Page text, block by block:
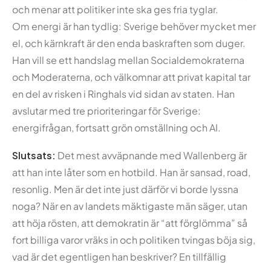
och menar att politiker inte ska ges fria tyglar.
Om energi är han tydlig: Sverige behöver mycket mer
el, och kärnkraft är den enda baskraften som duger.
Han vill se ett handslag mellan Socialdemokraterna
och Moderaterna, och välkomnar att privat kapital tar
en del av risken i Ringhals vid sidan av staten. Han
avslutar med tre prioriteringar för Sverige:
energifrågan, fortsatt grön omställning och AI.
Slutsats: Det mest avväpnande med Wallenberg är
att han inte låter som en hotbild. Han är sansad, road,
resonlig. Men är det inte just därför vi borde lyssna
noga? När en av landets mäktigaste män säger, utan
att höja rösten, att demokratin är “att förglömma” så
fort billiga varor vräks in och politiken tvingas böja sig,
vad är det egentligen han beskriver? En tillfällig